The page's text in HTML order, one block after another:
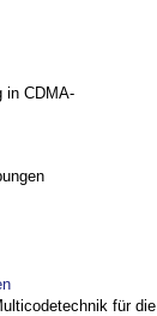
in CDMA-
für die